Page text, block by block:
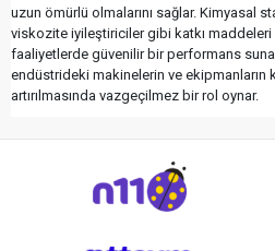
uzun ömürlü olmalarını sağlar. Kimyasal
viskozite iyileştiriciler gibi katkı maddeleri
faaliyetlerde güvenilir bir performans
endüstrideki makinelerin ve ekipmanların
artırılmasında vazgeçilmez bir rol oynar.